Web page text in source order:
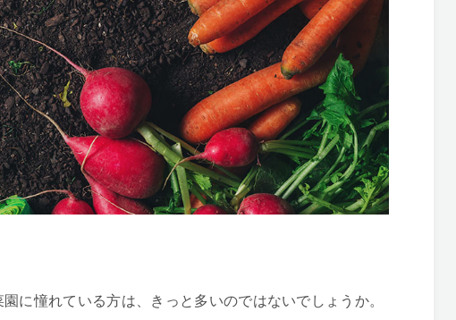
に憧れている方は、きっと多いのではないでしょうか。